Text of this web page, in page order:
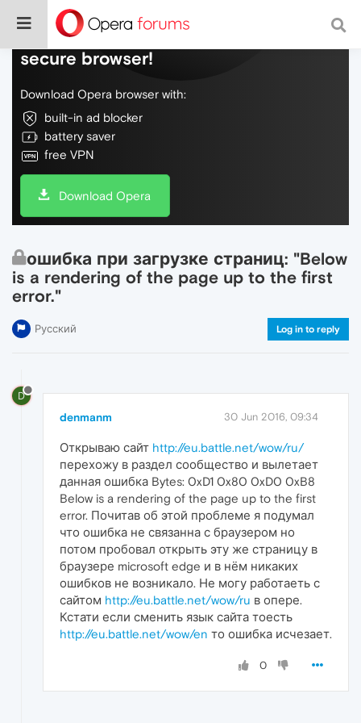
Do more on the web, with a fast and
secure browser!
Download Opera browser with:
built-in ad blocker
battery saver
free VPN
Download Opera
ошибка при загрузке страниц: "Below
is a rendering of the page up to the first
error."
Русский Log in to reply
D
denmanm 30 Jun 2016, 09:34
Открываю сайт http://eu.battle.net/wow/ru/
перехожу в раздел сообщество и вылетает
данная ошибка Bytes: 0xD1 0x80 0xD0 0xB8
Below is a rendering of the page up to the first
error. Почитав об этой проблеме я подумал
что ошибка не связанна с браузером но
потом пробовал открыть эту же страницу в
браузере microsoft edge и в нём никаких
ошибков не возникало. Не могу работаеть с
сайтом http://eu.battle.net/wow/ru в опере.
Кстати если сменить язык сайта тоесть
http://eu.battle.net/wow/en то ошибка исчезает.
0